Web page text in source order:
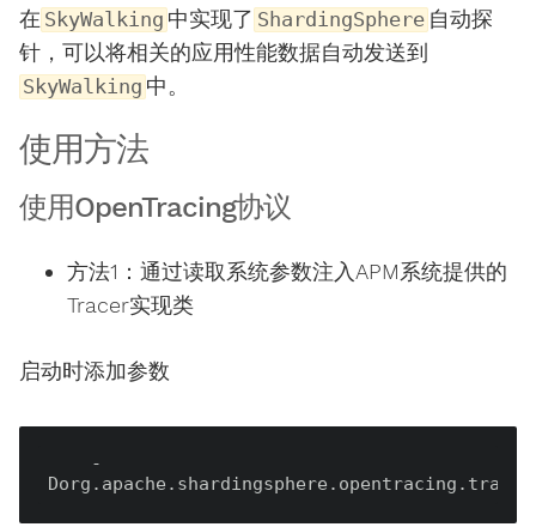
在 SkyWalking 中实现了 ShardingSphere 自动探
针，可以将相关的应用性能数据自动发送到
SkyWalking 中。
使用方法
使用OpenTracing协议
方法1：通过读取系统参数注入APM系统提供的
Tracer实现类
启动时添加参数